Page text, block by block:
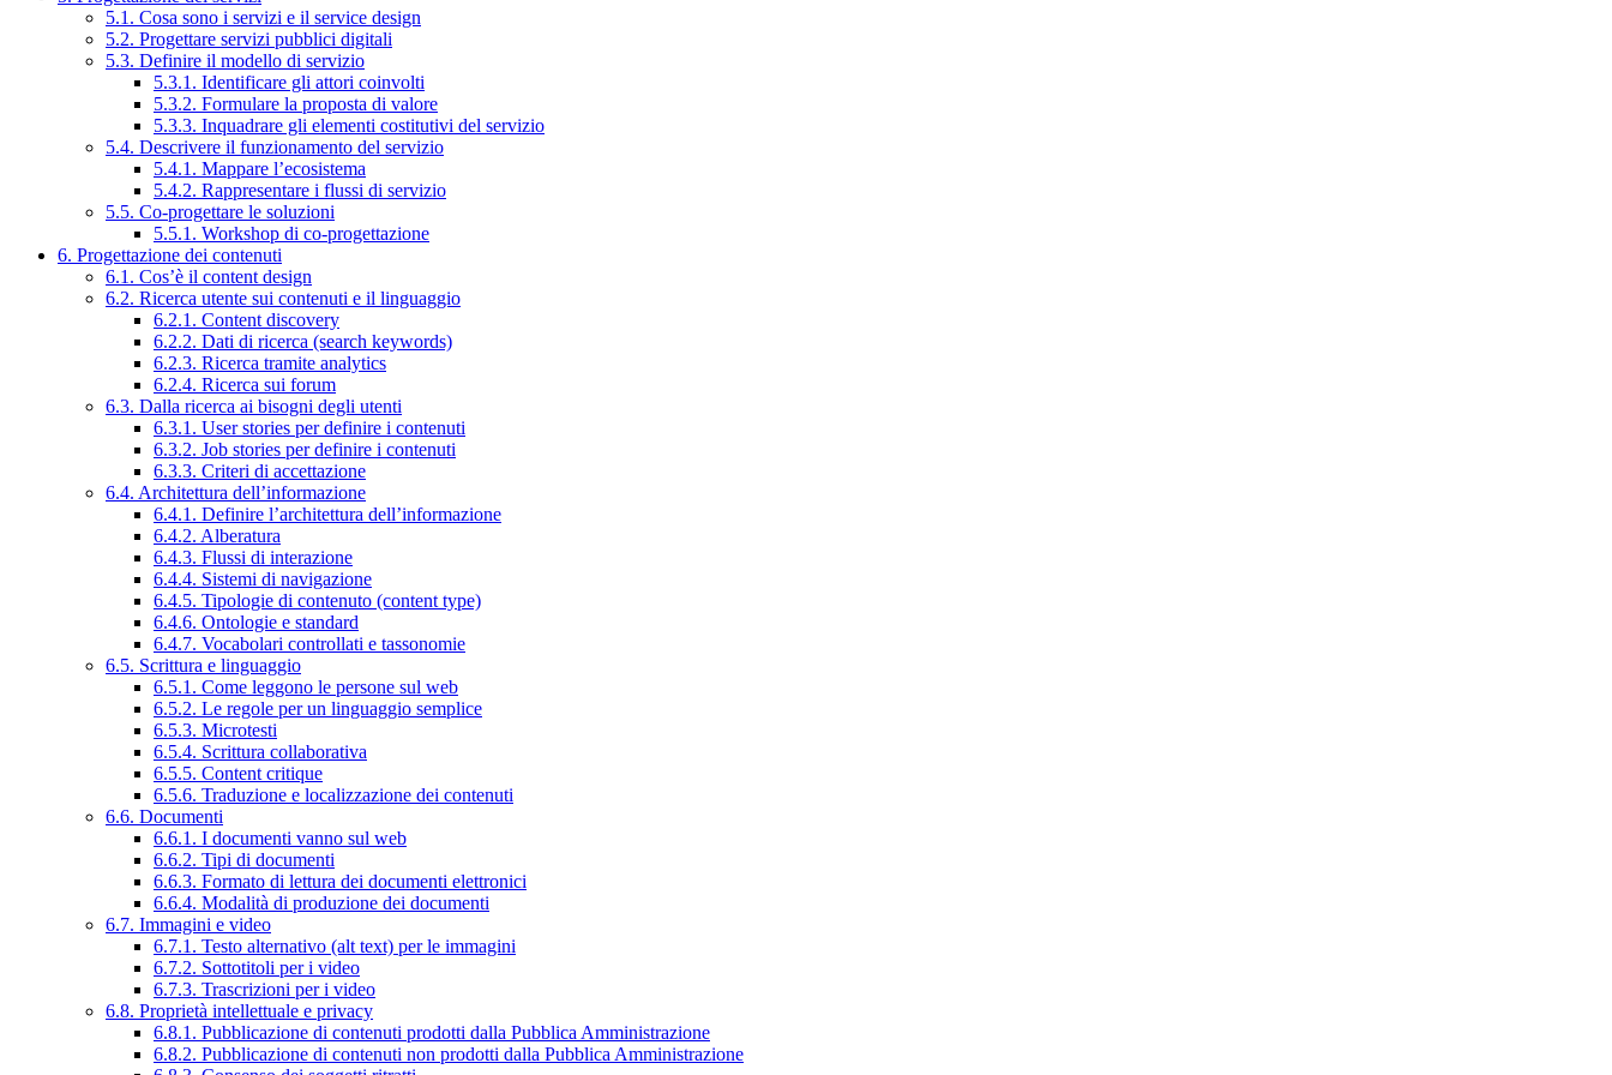
5.1. Cosa sono i servizi e il service design
5.2. Progettare servizi pubblici digitali
5.3. Definire il modello di servizio
5.3.1. Identificare gli attori coinvolti
5.3.2. Formulare la proposta di valore
5.3.3. Inquadrare gli elementi costitutivi del servizio
5.4. Descrivere il funzionamento del servizio
5.4.1. Mappare l’ecosistema
5.4.2. Rappresentare i flussi di servizio
5.5. Co-progettare le soluzioni
5.5.1. Workshop di co-progettazione
6. Progettazione dei contenuti
6.1. Cos’è il content design
6.2. Ricerca utente sui contenuti e il linguaggio
6.2.1. Content discovery
6.2.2. Dati di ricerca (search keywords)
6.2.3. Ricerca tramite analytics
6.2.4. Ricerca sui forum
6.3. Dalla ricerca ai bisogni degli utenti
6.3.1. User stories per definire i contenuti
6.3.2. Job stories per definire i contenuti
6.3.3. Criteri di accettazione
6.4. Architettura dell’informazione
6.4.1. Definire l’architettura dell’informazione
6.4.2. Alberatura
6.4.3. Flussi di interazione
6.4.4. Sistemi di navigazione
6.4.5. Tipologie di contenuto (content type)
6.4.6. Ontologie e standard
6.4.7. Vocabolari controllati e tassonomie
6.5. Scrittura e linguaggio
6.5.1. Come leggono le persone sul web
6.5.2. Le regole per un linguaggio semplice
6.5.3. Microtesti
6.5.4. Scrittura collaborativa
6.5.5. Content critique
6.5.6. Traduzione e localizzazione dei contenuti
6.6. Documenti
6.6.1. I documenti vanno sul web
6.6.2. Tipi di documenti
6.6.3. Formato di lettura dei documenti elettronici
6.6.4. Modalità di produzione dei documenti
6.7. Immagini e video
6.7.1. Testo alternativo (alt text) per le immagini
6.7.2. Sottotitoli per i video
6.7.3. Trascrizioni per i video
6.8. Proprietà intellettuale e privacy
6.8.1. Pubblicazione di contenuti prodotti dalla Pubblica Amministrazione
6.8.2. Pubblicazione di contenuti non prodotti dalla Pubblica Amministrazione